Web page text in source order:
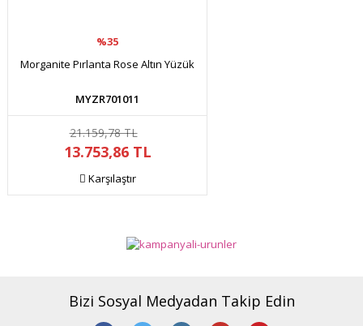
%35
Morganite Pırlanta Rose Altın Yüzük
MYZR701011
21.159,78 TL
13.753,86 TL
Karşılaştır
Bizi Sosyal Medyadan Takip Edin